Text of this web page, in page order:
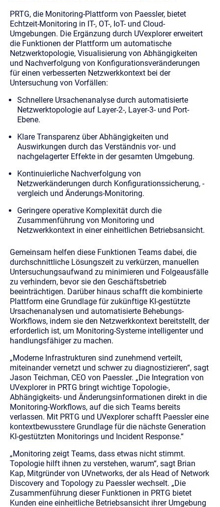
PRTG, die Monitoring-Plattform von Paessler, bietet
Echtzeit-Monitoring in IT-, OT-, IoT- und Cloud-
Umgebungen. Die Ergänzung durch UVexplorer erweitert
die Funktionen der Plattform um automatische
Netzwerktopologie, Visualisierung von Abhängigkeiten
und Nachverfolgung von Konfigurationsveränderungen
für einen verbesserten Netzwerkkontext bei der
Untersuchung von Vorfällen:
Schnellere Ursachenanalyse durch automatisierte
Netzwerktopologie auf Layer-2-, Layer-3- und Port-
Ebene.
Klare Transparenz über Abhängigkeiten und
Auswirkungen durch das Verständnis vor- und
nachgelagerter Effekte in der gesamten Umgebung.
Kontinuierliche Nachverfolgung von
Netzwerkänderungen durch Konfigurationssicherung, -
vergleich und Änderungs-Monitoring.
Geringere operative Komplexität durch die
Zusammenführung von Monitoring und
Netzwerkkontext in einer einheitlichen Betriebsansicht.
Gemeinsam helfen diese Funktionen Teams dabei, die
durchschnittliche Lösungszeit zu verkürzen, manuellen
Untersuchungsaufwand zu minimieren und Folgeausfälle
zu verhindern, bevor sie den Geschäftsbetrieb
beeinträchtigen. Darüber hinaus schafft die kombinierte
Plattform eine Grundlage für zukünftige KI-gestützte
Ursachenanalysen und automatisierte Behebungs-
Workflows, indem sie den Netzwerkkontext bereitstellt, der
erforderlich ist, um Monitoring-Systeme intelligenter und
handlungsfähiger zu machen.
„Moderne Infrastrukturen sind zunehmend verteilt,
miteinander vernetzt und schwer zu diagnostizieren“, sagt
Jason Teichman, CEO von Paessler. „Die Integration von
UVexplorer in PRTG bringt wichtige Topologie-,
Abhängigkeits- und Änderungsinformationen direkt in die
Monitoring-Workflows, auf die sich Teams bereits
verlassen. Mit PRTG und UVexplorer schafft Paessler eine
kontextbewusstere Grundlage für die nächste Generation
KI-gestützten Monitorings und Incident Response.“
„Monitoring zeigt Teams, dass etwas nicht stimmt.
Topologie hilft ihnen zu verstehen, warum“, sagt Brian
Kap, Mitgründer von UVnetworks, der als Head of Network
Discovery and Topology zu Paessler wechselt. „Die
Zusammenführung dieser Funktionen in PRTG bietet
Kunden eine einheitliche Betriebsansicht ihrer Umgebung